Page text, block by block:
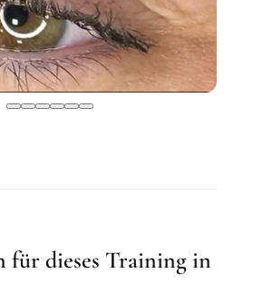
für dieses Training in